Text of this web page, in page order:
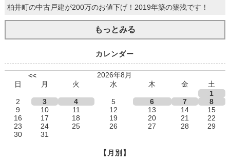
柏井町の中古戸建が200万のお値下げ！2019年築の築浅です！
もっとみる
カレンダー
<<
2026年8月
日
月 火 水 木 金
土
1
2
3 4 5 6 7
8
9
10 11 12 13 14
15
16
17 18 19 20 21
22
23
24 25 26 27 28
29
30
31
【月別】